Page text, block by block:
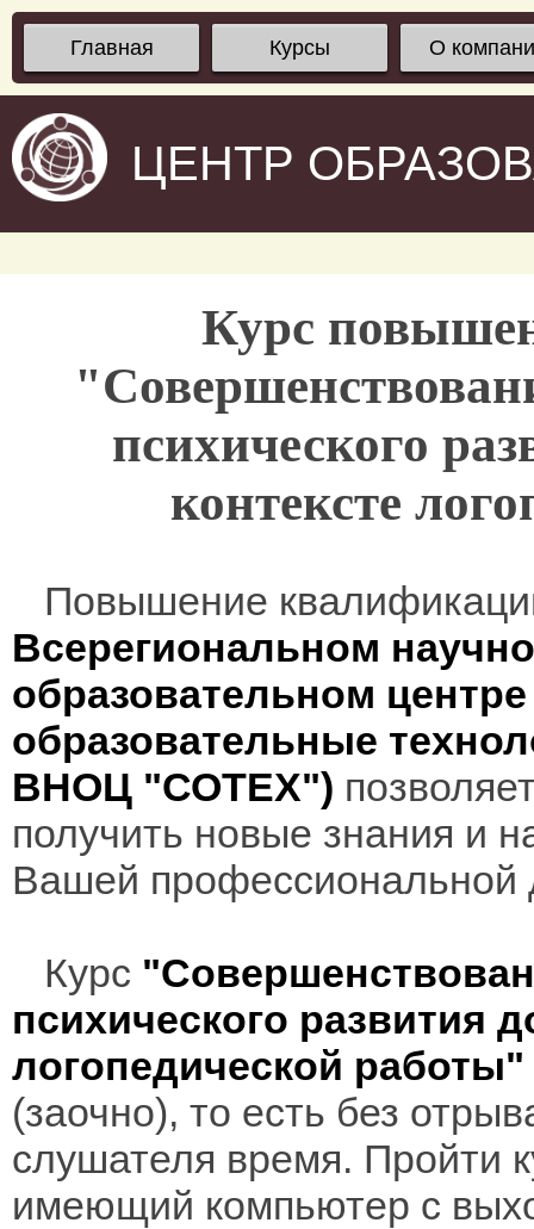
Главная Курсы О
ЦЕНТР
Курс
психического
контексте
Повышение
Всерегиональном
образовательном
образовательные
ВНОЦ "СОТЕХ")
получить новые знания и
Вашей профессиональной
Курс
психического развития
логопедической работы"
(заочно), то есть без
слушателя время. Пройти
имеющий компьютер с